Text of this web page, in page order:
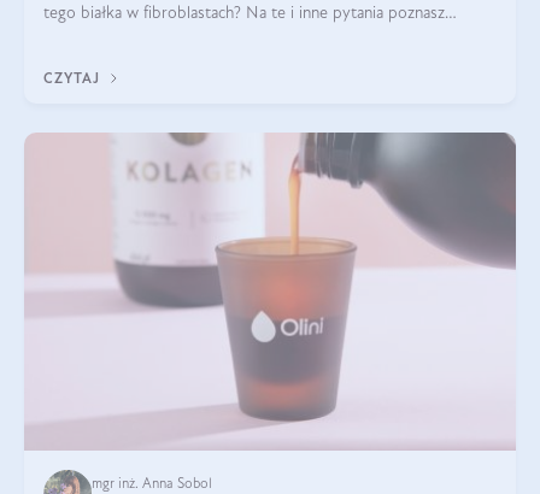
tego białka w fibroblastach? Na te i inne pytania poznasz
CZYTAJ
mgr inż. Anna Sobol